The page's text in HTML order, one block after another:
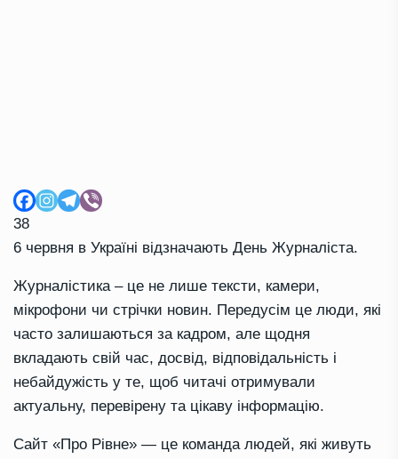
38
6 червня в Україні відзначають День Журналіста.
Журналістика – це не лише тексти, камери,
мікрофони чи стрічки новин. Передусім це люди, які
часто залишаються за кадром, але щодня
вкладають свій час, досвід, відповідальність і
небайдужість у те, щоб читачі отримували
актуальну, перевірену та цікаву інформацію.
Сайт «Про Рівне» — це команда людей, які живуть